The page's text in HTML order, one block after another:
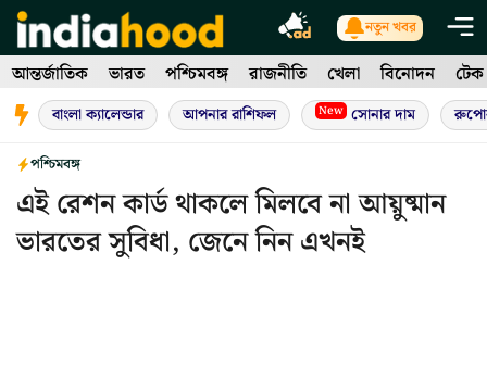
Skip
to
content
নতুন খবর
আন্তর্জাতিক ভারত পশ্চিমবঙ্গ রাজনীতি খেলা বিনোদন টেক
বাংলা ক্যালেন্ডার আপনার রাশিফল New সোনার দাম
পশ্চিমবঙ্গ
এই রেশন কার্ড থাকলে মিলবে না আয়ুষ্মান
ভারতের সুবিধা, জেনে নিন এখনই